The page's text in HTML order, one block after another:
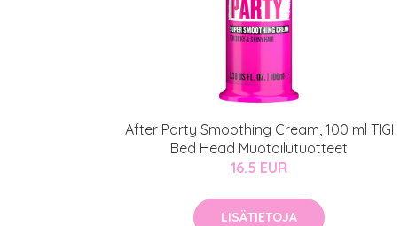
After Party Smoothing Cream, 100 ml TIGI
Bed Head Muotoilutuotteet
16.5 EUR
LISÄTIETOJA